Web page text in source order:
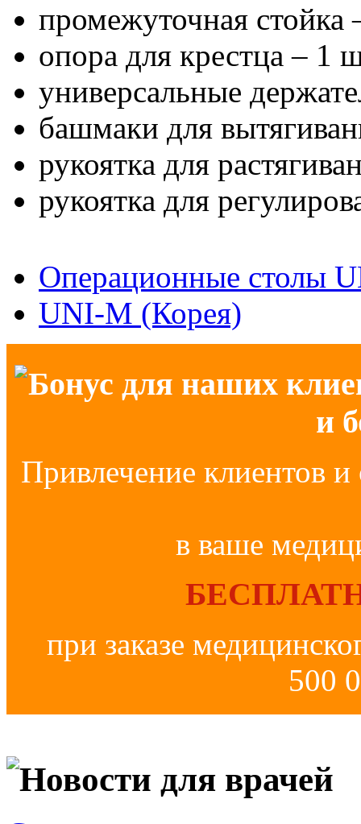
промежуточная стойка
опора для крестца – 1
универсальные
башмаки для
рукоятка для
рукоятка для
Операционные столы
UNI-M (Корея)
Бонус для наших
и
Привлечение клиентов и
в ваше
при заказе
500
Новости для врачей